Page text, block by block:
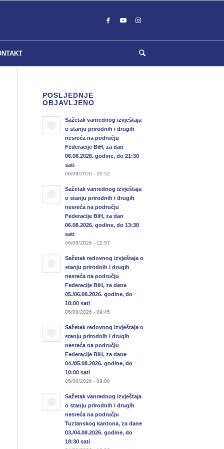
POSLJEDNJE
OBJAVLJENO
Sažetak vanrednog izvještaja
o stanju prirodnih i drugih
nesreća na području
Federacije BiH, za dan
06.08.2026. godine, do 21:30
sati
06/08/2026 - 20:52
Sažetak vanrednog izvještaja
o stanju prirodnih i drugih
nesreća na području
Federacije BiH, za dan
06.08.2026. godine, do 13:30
sati
06/08/2026 - 12:57
Sažetak redovnog izvještaja o
stanju prirodnih i drugih
nesreća na području
Federacije BiH, za dane
05./06.08.2026. godine, do
10:00 sati
06/08/2026 - 09:45
Sažetak redovnog izvještaja o
stanju prirodnih i drugih
nesreća na području
Federacije BiH, za dane
04./05.08.2026. godine, do
10:00 sati
05/08/2026 - 09:08
Sažetak vanrednog izvještaja
o stanju prirodnih i drugih
nesreća na području
Tuzlanskog kantona, za dane
03./04.08.2026. godine, do
18:30 sati